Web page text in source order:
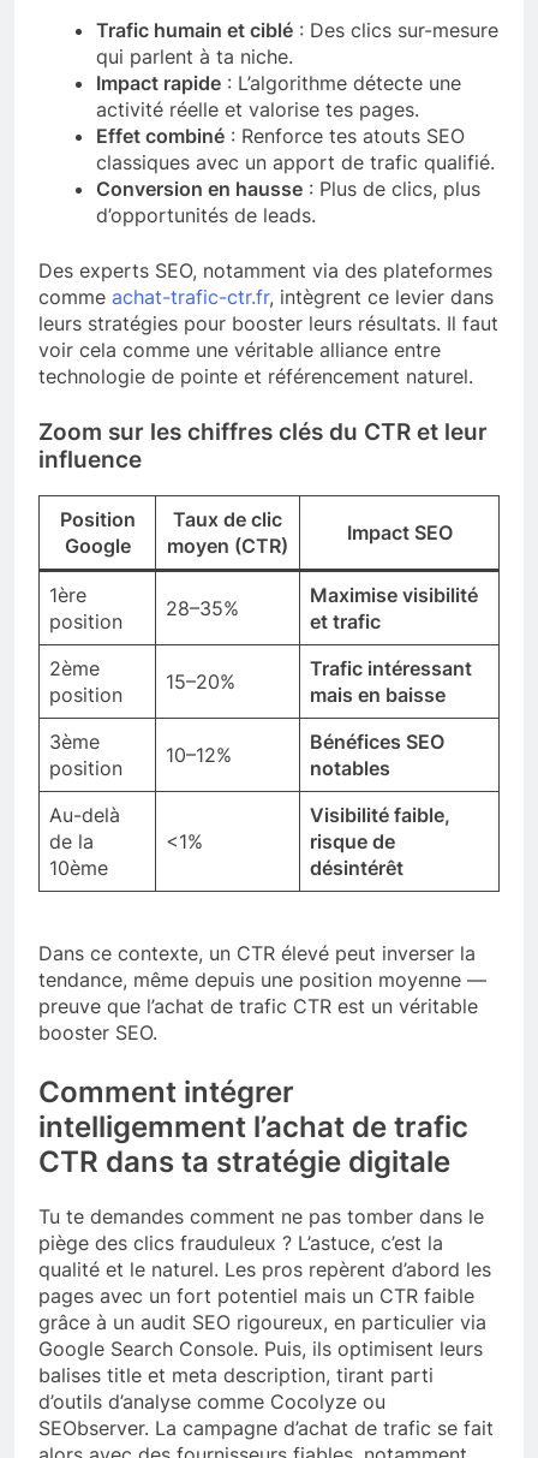
Trafic humain et ciblé : Des clics sur-mesure
qui parlent à ta niche.
Impact rapide : L’algorithme détecte une
activité réelle et valorise tes pages.
Effet combiné : Renforce tes atouts SEO
classiques avec un apport de trafic qualifié.
Conversion en hausse : Plus de clics, plus
d’opportunités de leads.
Des experts SEO, notamment via des plateformes
comme achat-trafic-ctr.fr, intègrent ce levier dans
leurs stratégies pour booster leurs résultats. Il faut
voir cela comme une véritable alliance entre
technologie de pointe et référencement naturel.
Zoom sur les chiffres clés du CTR et leur
influence
Position
Google
Taux de clic
moyen (CTR)
Impact SEO
1ère
position
28–35%
Maximise visibilité
et trafic
2ème
position
15–20%
Trafic intéressant
mais en baisse
3ème
position
10–12%
Bénéfices SEO
notables
Au-delà
de la
10ème
<1%
Visibilité faible,
risque de
désintérêt
Dans ce contexte, un CTR élevé peut inverser la
tendance, même depuis une position moyenne —
preuve que l’achat de trafic CTR est un véritable
booster SEO.
Comment intégrer
intelligemment l’achat de trafic
CTR dans ta stratégie digitale
Tu te demandes comment ne pas tomber dans le
piège des clics frauduleux ? L’astuce, c’est la
qualité et le naturel. Les pros repèrent d’abord les
pages avec un fort potentiel mais un CTR faible
grâce à un audit SEO rigoureux, en particulier via
Google Search Console. Puis, ils optimisent leurs
balises title et meta description, tirant parti
d’outils d’analyse comme Cocolyze ou
SEObserver. La campagne d’achat de trafic se fait